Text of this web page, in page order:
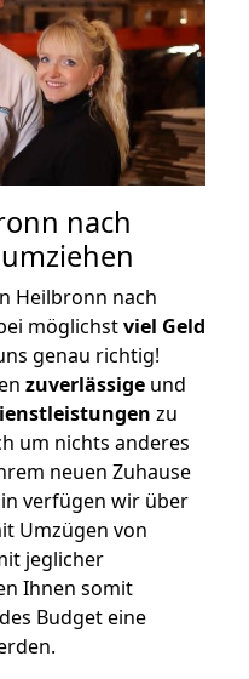
nach
Heilbronn nach
möglichstviel Geld
genau richtig!
zuverlässige und
zu
um nichts anderes
neuen Zuhause
verfügen wir über
Umzügen von
jeglicher
Ihnen somit
Budget eine